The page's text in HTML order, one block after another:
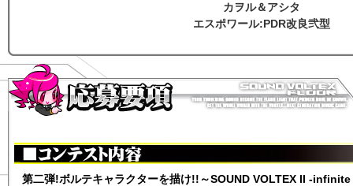
カヲル＆アシタ
エスポワール:PDR改良弐型
第二弾!ボルテキャラクターを描け!!～SOUND VOLTEX II -